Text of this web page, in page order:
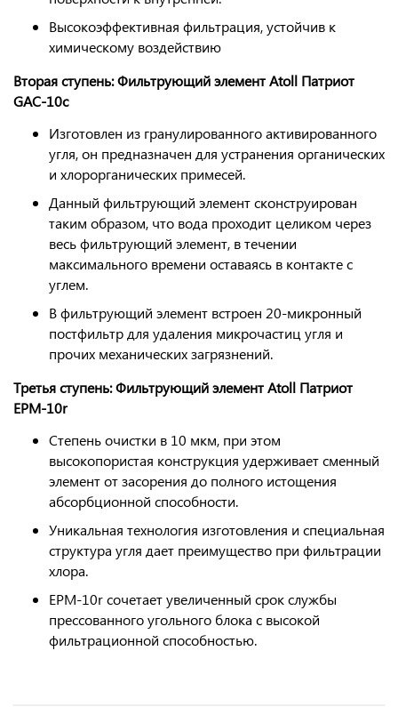
Высокоэффективная фильтрация, устойчив к
химическому воздействию
Вторая ступень: Фильтрующий элемент Atoll Патриот
GAC-10c
Изготовлен из гранулированного активированного
угля, он предназначен для устранения органических
и хлорорганических примесей.
Данный фильтрующий элемент сконструирован
таким образом, что вода проходит целиком через
весь фильтрующий элемент, в течении
максимального времени оставаясь в контакте с
углем.
В фильтрующий элемент встроен 20-микронный
постфильтр для удаления микрочастиц угля и
прочих механических загрязнений.
Третья ступень: Фильтрующий элемент Atoll Патриот
EPM-10r
Степень очистки в 10 мкм, при этом
высокопористая конструкция удерживает сменный
элемент от засорения до полного истощения
абсорбционной способности.
Уникальная технология изготовления и специальная
структура угля дает преимущество при фильтрации
хлора.
EPM-10r сочетает увеличенный срок службы
прессованного угольного блока с высокой
фильтрационной способностью.